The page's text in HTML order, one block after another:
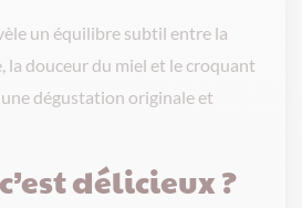
un équilibre subtil entre la
la douceur du miel et le croquant
dégustation originale et
délicieux ?